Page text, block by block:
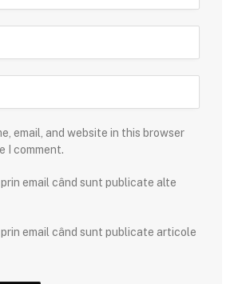
email, and website in this browser
I comment.
email când sunt publicate alte
email când sunt publicate articole